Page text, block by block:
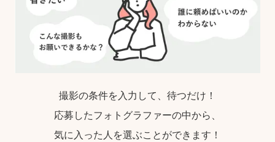
撮影の条件を入力して、待つだけ！
応募したフォトグラファーの中から、
気に入った人を選ぶことができます！